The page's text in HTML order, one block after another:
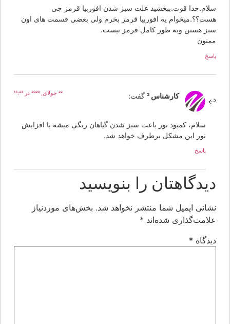
قوت.ببخشید علت سبز شدن افوربیا قرمز چی
یه افوربیا قرمز بخرم ولی بعضی قسمت های اون
هستن وبه طور کامل قرمز نیست.
کارشناس 2 گفت:
سلام، کمبود نور باعث سبز شدن گیاهان رنگی میشه با افزایش
نور این مشکل برطرف خواهد شد.
را بنویسید
ایمیل شما منتشر نخواهد شد. بخش‌های موردنیاز
شده‌اند*
*